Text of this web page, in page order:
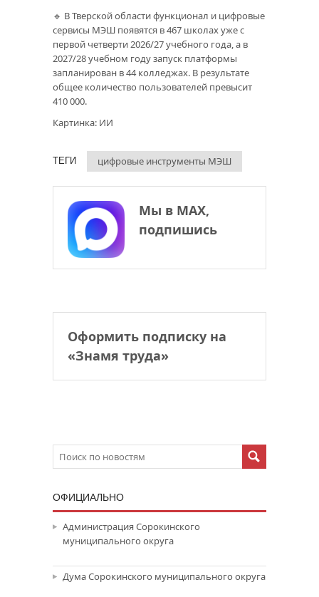
🔹 В Тверской области функционал и цифровые
сервисы МЭШ появятся в 467 школах уже с
первой четверти 2026/27 учебного года, а в
2027/28 учебном году запуск платформы
запланирован в 44 колледжах. В результате
общее количество пользователей превысит
410 000.
Картинка: ИИ
ТЕГИ цифровые инструменты МЭШ
Мы в МАХ,
подпишись
Оформить подписку на
«Знамя труда»
ОФИЦИАЛЬНО
Администрация Сорокинского
муниципального округа
Дума Сорокинского муниципального округа